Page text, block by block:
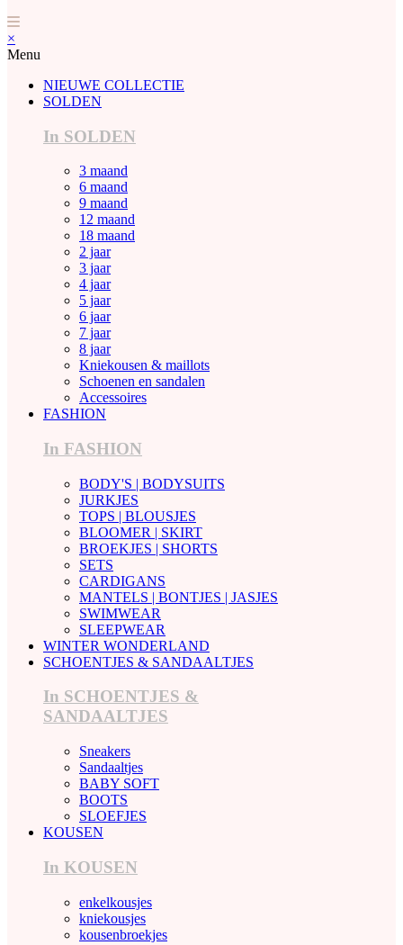
×
Menu
NIEUWE COLLECTIE
SOLDEN
In SOLDEN
3 maand
6 maand
9 maand
12 maand
18 maand
2 jaar
3 jaar
4 jaar
5 jaar
6 jaar
7 jaar
8 jaar
Kniekousen & maillots
Schoenen en sandalen
Accessoires
FASHION
In FASHION
BODY'S | BODYSUITS
JURKJES
TOPS | BLOUSJES
BLOOMER | SKIRT
BROEKJES | SHORTS
SETS
CARDIGANS
MANTELS | BONTJES | JASJES
SWIMWEAR
SLEEPWEAR
WINTER WONDERLAND
SCHOENTJES & SANDAALTJES
In SCHOENTJES &
SANDAALTJES
Sneakers
Sandaaltjes
BABY SOFT
BOOTS
SLOEFJES
KOUSEN
In KOUSEN
enkelkousjes
kniekousjes
kousenbroekjes